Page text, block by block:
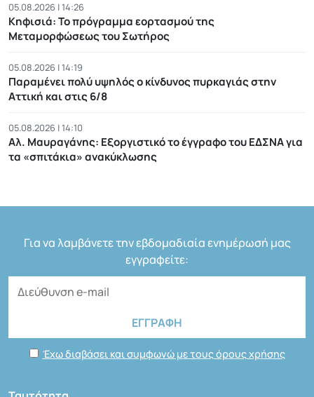
05.08.2026 | 14:26
Κηφισιά: Το πρόγραμμα εορτασμού της
Μεταμορφώσεως του Σωτήρος
05.08.2026 | 14:19
Παραμένει πολύ υψηλός ο κίνδυνος πυρκαγιάς στην
Αττική και στις 6/8
05.08.2026 | 14:10
Αλ. Μαυραγάνης: Εξοργιστικό το έγγραφο του ΕΔΣΝΑ για
τα «σπιτάκια» ανακύκλωσης
Για να λαμβάνετε την εβδομαδιαία ενημέρωσή μας
εγγραφείτε:
Έχω διαβάσει και συμφωνώ με τους όρους χρήσης